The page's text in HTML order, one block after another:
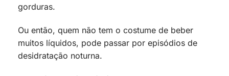
gorduras.
Ou então, quem não tem o costume de beber
muitos líquidos, pode passar por episódios de
desidratação noturna.